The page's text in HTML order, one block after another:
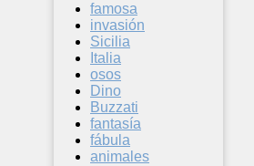
famosa
invasión
Sicilia
Italia
osos
Dino
Buzzati
fantasía
fábula
animales